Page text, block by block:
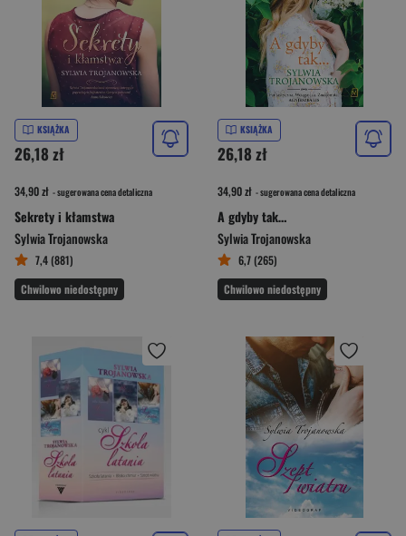
KSIĄŻKA
26,18 zł
34,90 zł - sugerowana cena detaliczna
Sekrety i kłamstwa
Sylwia Trojanowska
7,4 (881)
Chwilowo niedostępny
KSIĄŻKA
26,18 zł
34,90 zł - sugerowana cena detaliczna
A gdyby tak…
Sylwia Trojanowska
6,7 (265)
Chwilowo niedostępny